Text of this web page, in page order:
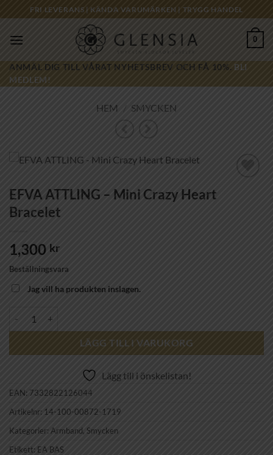
to
content
FRI LEVERANS | KÄNDA VARUMÄRKEN | TRYGG HANDEL
0
ANMÄL DIG TILL VÅRAT NYHETSBREV OCH FÅ 10%. BLI
MEDLEM!
HEM / SMYCKEN
önskelistan!
EFVA ATTLING – Mini Crazy Heart
Bracelet
1,300 kr
Beställningsvara
Jag vill ha produkten inslagen.
LÄGG TILL I VARUKORG
Lägg till i önskelistan!
EAN: 7332822126044
Artikelnr: 14-100-00872-1719
Kategorier: Armband, Smycken
Etikett: EA BAS